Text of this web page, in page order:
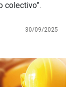
colectivo”.
30/09/2025